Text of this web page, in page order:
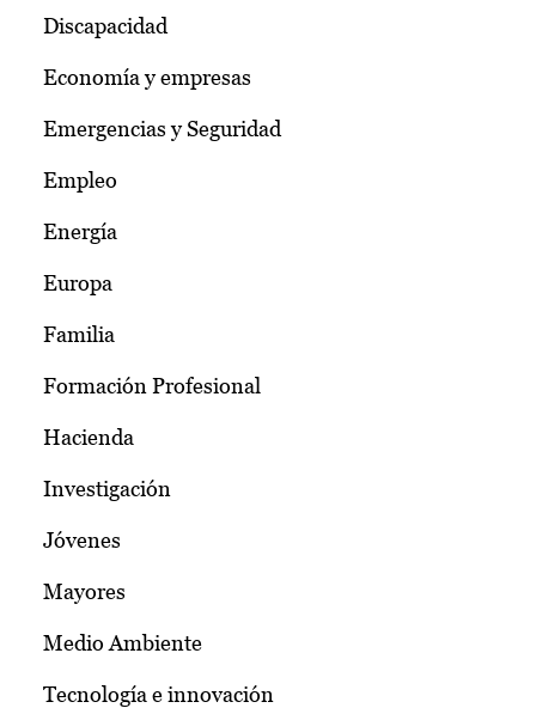
Discapacidad
Economía y empresas
Emergencias y Seguridad
Empleo
Energía
Europa
Familia
Formación Profesional
Hacienda
Investigación
Jóvenes
Mayores
Medio Ambiente
Tecnología e innovación